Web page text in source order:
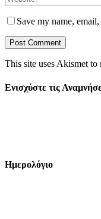
Save my name,
This site uses Akismet to
Ενισχύστε τις
Ημερολόγιο